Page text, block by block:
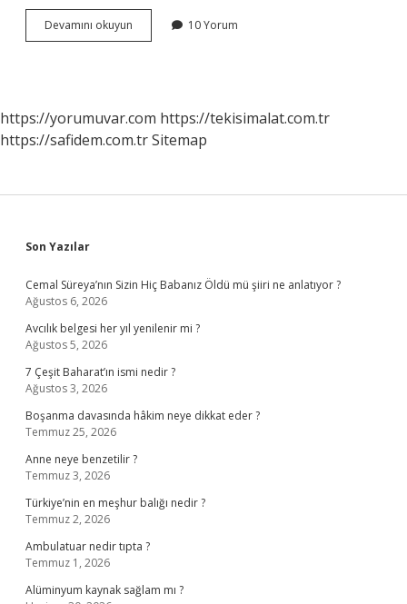
Devamını okuyun Bebeklerde
Duyu
10 Yorum
https://yorumuvar.com https://tekisimalat.com.tr
https://safidem.com.trSitemap
Sidebar
Son Yazılar
Cemal Süreya’nın Sizin Hiç Babanız Öldü mü şiiri ne anlatıyor ?
Ağustos 6, 2026
Avcılık belgesi her yıl yenilenir mi ?
Ağustos 5, 2026
7 Çeşit Baharat’ın ismi nedir ?
Ağustos 3, 2026
Boşanma davasında hâkim neye dikkat eder ?
Temmuz 25, 2026
Anne neye benzetilir ?
Temmuz 3, 2026
Türkiye’nin en meşhur balığı nedir ?
Temmuz 2, 2026
Ambulatuar nedir tıpta ?
Temmuz 1, 2026
Alüminyum kaynak sağlam mı ?